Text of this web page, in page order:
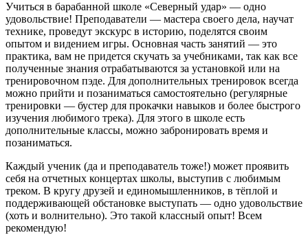
Учиться в барабанной школе «Северный удар» — одно
удовольствие! Преподаватели — мастера своего дела, научат
технике, проведут экскурс в историю, поделятся своим
опытом и видением игры. Основная часть занятий — это
практика, вам не придется скучать за учебниками, так как все
полученные знания отрабатываются за установкой или на
тренировочном пэде. Для дополнительных тренировок всегда
можно прийти и позаниматься самостоятельно (регулярные
тренировки — бустер для прокачки навыков и более быстрого
изучения любимого трека). Для этого в школе есть
дополнительные классы, можно забронировать время и
позаниматься.
Каждый ученик (да и преподаватель тоже!) может проявить
себя на отчетных концертах школы, выступив с любимым
треком. В кругу друзей и единомышленников, в тёплой и
поддерживающей обстановке выступать — одно удовольствие
(хоть и волнительно). Это такой классный опыт! Всем
рекомендую!